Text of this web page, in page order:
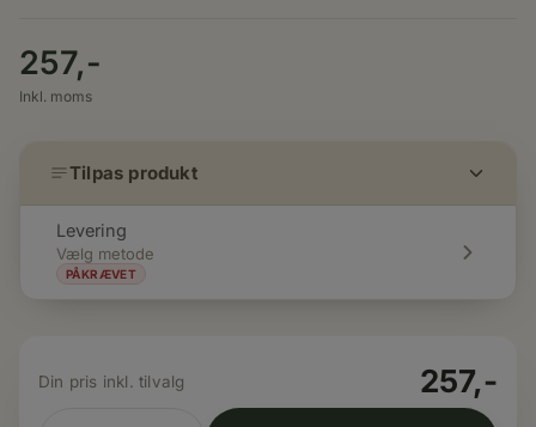
257,-
Inkl. moms
Tilpas produkt
Levering
Vælg metode
PÅKRÆVET
257,-